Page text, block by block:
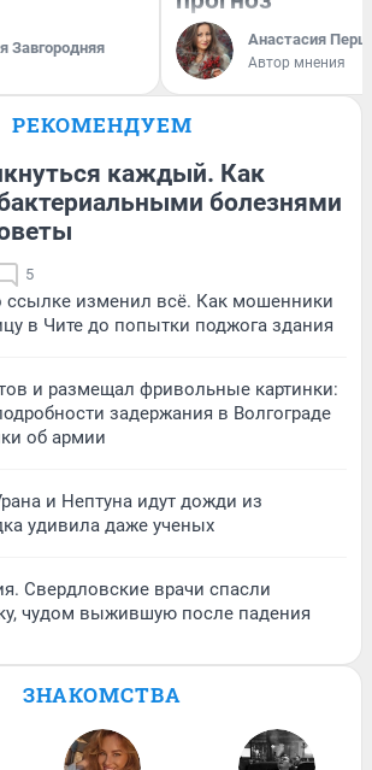
Завгородняя Анастасия
Автор мнения
РЕКОМЕНДУЕМ
каждый. Как
болезнями
5
ссылке изменил всё. Как мошенники
в Чите до попытки поджога здания
и размещал фривольные картинки:
задержания в Волгограде
об армии
и Нептуна идут дожди из
удивила даже ученых
Свердловские врачи спасли
чудом выжившую после падения
ЗНАКОМСТВА